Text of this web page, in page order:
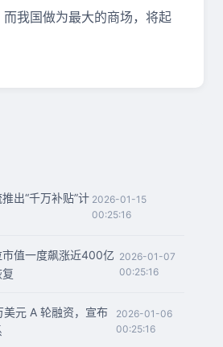
我国做为最大的商场，将起
出“千万补贴”计 2026-01-15
00:25:16
市值一度飙涨近400亿 2026-01-07
00:25:16
元 A 轮融资，宣布
2026-01-06
00:25:16